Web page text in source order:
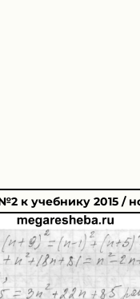
к учебнику 2015 /